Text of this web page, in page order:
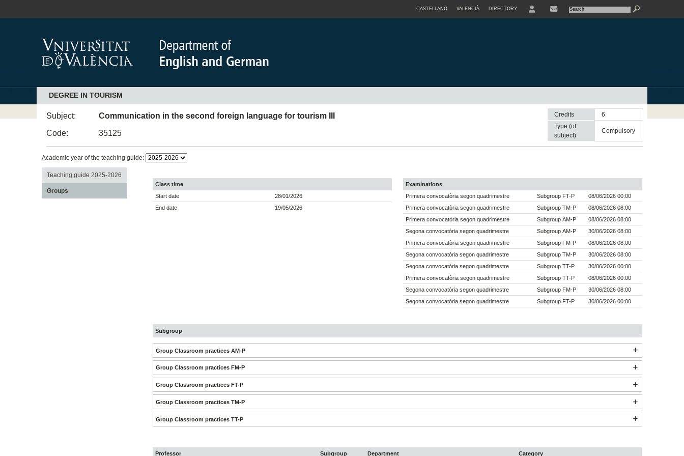
CASTELLANO VALENCIÀ DIRECTORY
DEGREE IN TOURISM
Subject:
Communication in the second foreign language for tourism III
Code:
35125
Credits
6
Type (of
subject)
compulsory
Academic year of the teaching guide:
Teaching guide 2025-2026
Groups
Class time
Start date
28/01/2026
End date
19/05/2026
Examinations
Primera convocatòria segon quadrimestre
Subgroup FT-P
08/06/2026 00:00
Primera convocatòria segon quadrimestre
Subgroup TM-P
08/06/2026 08:00
Primera convocatòria segon quadrimestre
Subgroup AM-P
08/06/2026 08:00
Segona convocatòria segon quadrimestre
Subgroup AM-P
30/06/2026 08:00
Primera convocatòria segon quadrimestre
Subgroup FM-P
08/06/2026 08:00
Segona convocatòria segon quadrimestre
Subgroup TM-P
30/06/2026 08:00
Segona convocatòria segon quadrimestre
Subgroup TT-P
30/06/2026 00:00
Primera convocatòria segon quadrimestre
Subgroup TT-P
08/06/2026 00:00
Segona convocatòria segon quadrimestre
Subgroup FM-P
30/06/2026 08:00
Segona convocatòria segon quadrimestre
Subgroup FT-P 30/06/2026 00:00
Subgroup
Group Classroom practices AM-P
Group Classroom practices FM-P
Group Classroom practices FT-P
Group Classroom practices TM-P
Group Classroom practices TT-P
Professor Subgroup Department Category